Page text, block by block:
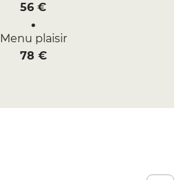
56 €
Menu plaisir
78 €